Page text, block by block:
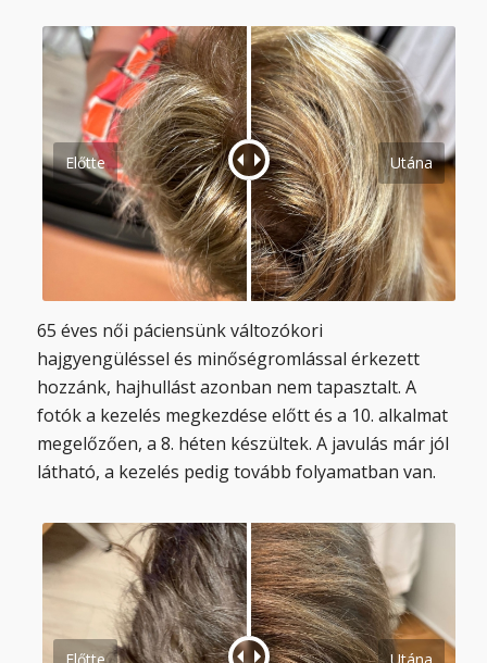
Előtte Utána
65 éves női páciensünk változókori
hajgyengüléssel és minőségromlással érkezett
hozzánk, hajhullást azonban nem tapasztalt. A
fotók a kezelés megkezdése előtt és a 10. alkalmat
megelőzően, a 8. héten készültek. A javulás már jól
látható, a kezelés pedig tovább folyamatban van.